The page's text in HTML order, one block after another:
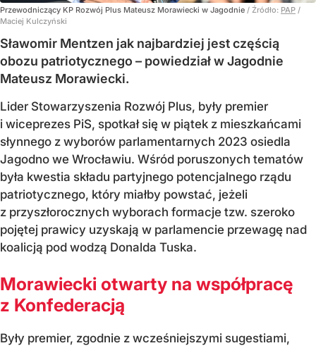
Przewodniczący KP Rozwój Plus Mateusz Morawiecki w Jagodnie / Źródło: PAP /
Maciej Kulczyński
Sławomir Mentzen jak najbardziej jest częścią
obozu patriotycznego – powiedział w Jagodnie
Mateusz Morawiecki.
Lider Stowarzyszenia Rozwój Plus, były premier
i wiceprezes PiS, spotkał się w piątek z mieszkańcami
słynnego z wyborów parlamentarnych 2023 osiedla
Jagodno we Wrocławiu. Wśród poruszonych tematów
była kwestia składu partyjnego potencjalnego rządu
patriotycznego, który miałby powstać, jeżeli
z przyszłorocznych wyborach formacje tzw. szeroko
pojętej prawicy uzyskają w parlamencie przewagę nad
koalicją pod wodzą Donalda Tuska.
Morawiecki otwarty na współpracę
z Konfederacją
Były premier, zgodnie z wcześniejszymi sugestiami,